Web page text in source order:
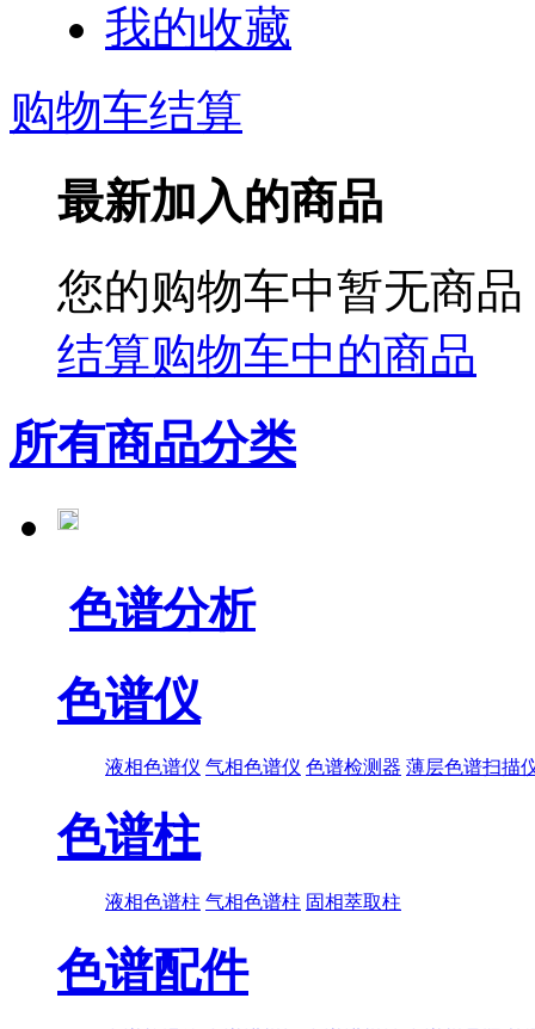
我的收藏
购物车结算
最新加入的商品
您的购物车中暂无商
结算购物车中的商品
所有商品分类
色谱分析
色谱仪
液相色谱仪 气相色谱仪 色谱检测器 薄层色谱扫描
色谱柱
液相色谱柱 气相色谱柱 固相萃取柱
色谱配件